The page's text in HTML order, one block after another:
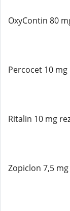
OxyContin 80
Percocet 10
Ritalin 10 mg
Zopiclon 7,5